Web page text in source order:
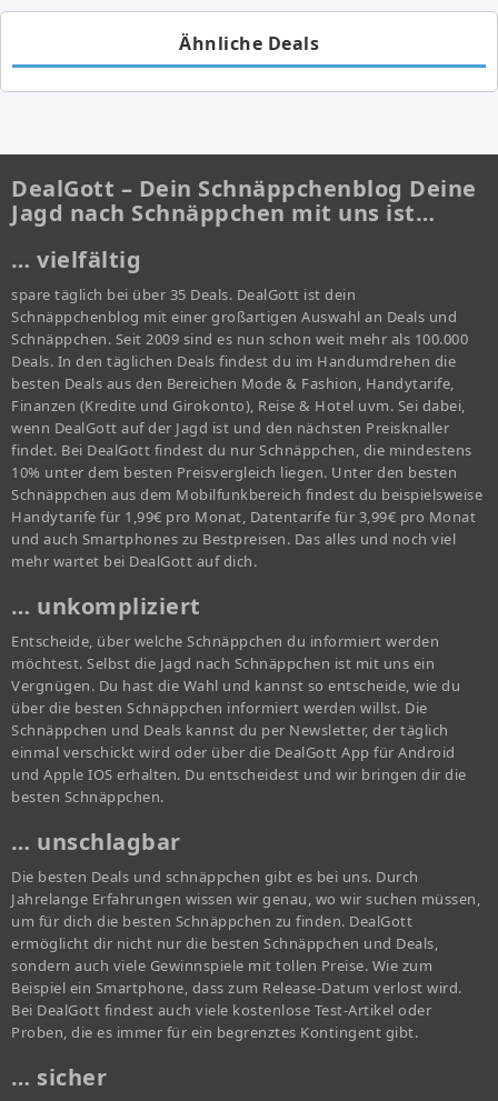
Ähnliche Deals
DealGott – Dein Schnäppchenblog Deine
Jagd nach Schnäppchen mit uns ist…
… vielfältig
spare täglich bei über 35 Deals. DealGott ist dein
Schnäppchenblog mit einer großartigen Auswahl an Deals und
Schnäppchen. Seit 2009 sind es nun schon weit mehr als 100.000
Deals. In den täglichen Deals findest du im Handumdrehen die
besten Deals aus den Bereichen Mode & Fashion, Handytarife,
Finanzen (Kredite und Girokonto), Reise & Hotel uvm. Sei dabei,
wenn DealGott auf der Jagd ist und den nächsten Preisknaller
findet. Bei DealGott findest du nur Schnäppchen, die mindestens
10% unter dem besten Preisvergleich liegen. Unter den besten
Schnäppchen aus dem Mobilfunkbereich findest du beispielsweise
Handytarife für 1,99€ pro Monat, Datentarife für 3,99€ pro Monat
und auch Smartphones zu Bestpreisen. Das alles und noch viel
mehr wartet bei DealGott auf dich.
… unkompliziert
Entscheide, über welche Schnäppchen du informiert werden
möchtest. Selbst die Jagd nach Schnäppchen ist mit uns ein
Vergnügen. Du hast die Wahl und kannst so entscheide, wie du
über die besten Schnäppchen informiert werden willst. Die
Schnäppchen und Deals kannst du per Newsletter, der täglich
einmal verschickt wird oder über die DealGott App für Android
und Apple IOS erhalten. Du entscheidest und wir bringen dir die
besten Schnäppchen.
… unschlagbar
Die besten Deals und schnäppchen gibt es bei uns. Durch
Jahrelange Erfahrungen wissen wir genau, wo wir suchen müssen,
um für dich die besten Schnäppchen zu finden. DealGott
ermöglicht dir nicht nur die besten Schnäppchen und Deals,
sondern auch viele Gewinnspiele mit tollen Preise. Wie zum
Beispiel ein Smartphone, dass zum Release-Datum verlost wird.
Bei DealGott findest auch viele kostenlose Test-Artikel oder
Proben, die es immer für ein begrenztes Kontingent gibt.
… sicher